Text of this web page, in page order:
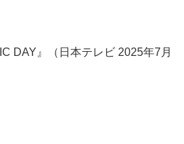
DAY』（日本テレビ 2025年7月